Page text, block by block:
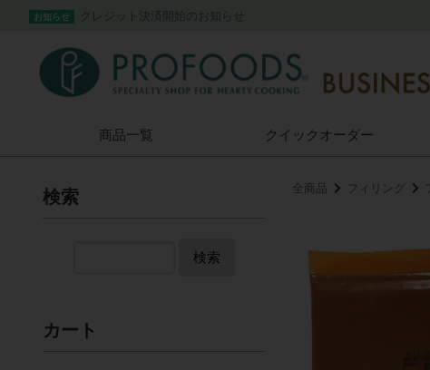
お知らせ クレジット決済開始のお知らせ
商品一覧 クイック オーダー
全商品 フィリング
検索
検索
カート